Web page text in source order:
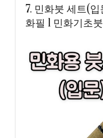
7. 민화붓 세트(
화필 l 민화기초